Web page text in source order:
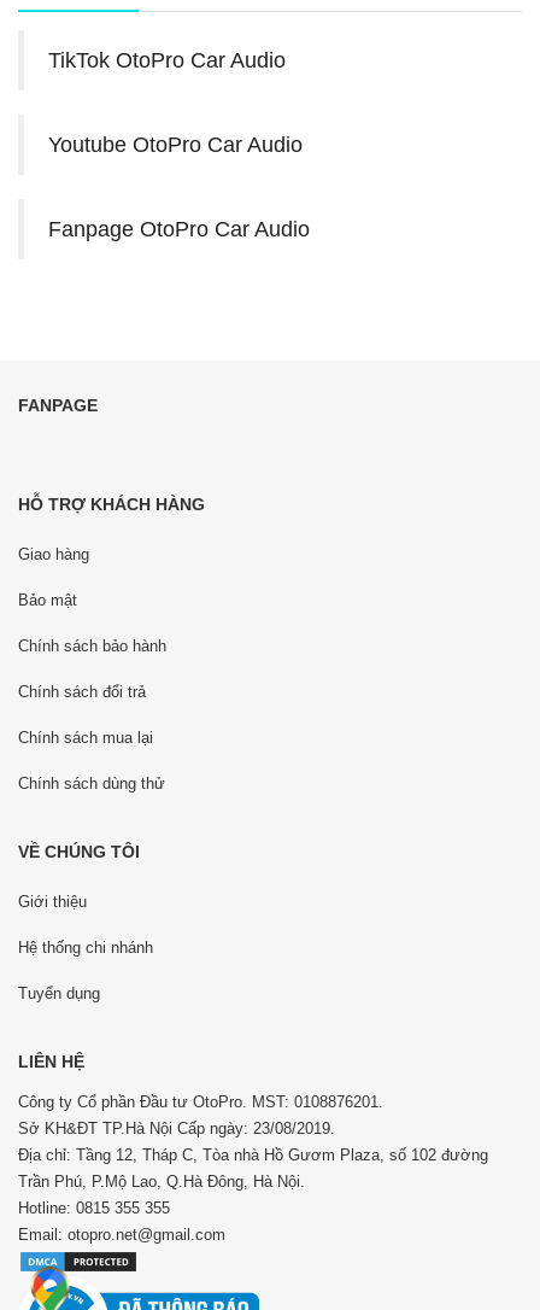
TikTok OtoPro Car Audio
Youtube OtoPro Car Audio
Fanpage OtoPro Car Audio
FANPAGE
HỖ TRỢ KHÁCH HÀNG
Giao hàng
Bảo mật
Chính sách bảo hành
Chính sách đổi trả
Chính sách mua lại
Chính sách dùng thử
VỀ CHÚNG TÔI
Giới thiệu
Hệ thống chi nhánh
Tuyển dụng
LIÊN HỆ
Công ty Cổ phần Đầu tư OtoPro. MST: 0108876201.
Sở KH&ĐT TP.Hà Nội Cấp ngày: 23/08/2019.
Địa chỉ: Tầng 12, Tháp C, Tòa nhà Hồ Gươm Plaza, số 102 đường
Trần Phú, P.Mộ Lao, Q.Hà Đông, Hà Nội.
Hotline: 0815 355 355
Email: otopro.net@gmail.com